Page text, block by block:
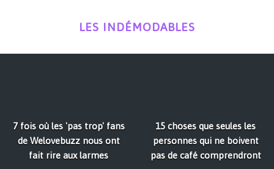
LES INDÉMODABLES
7 fois où les 'pas trop' fans
de Welovebuzz nous ont
fait rire aux larmes
15 choses que seules les
personnes qui ne boivent
pas de café comprendront